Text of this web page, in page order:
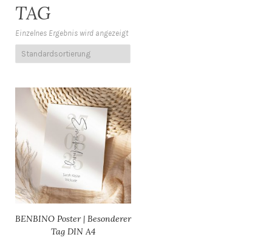
TAG
Einzelnes Ergebnis wird angezeigt
BENBINO Poster | Besonderer
Tag DIN A4